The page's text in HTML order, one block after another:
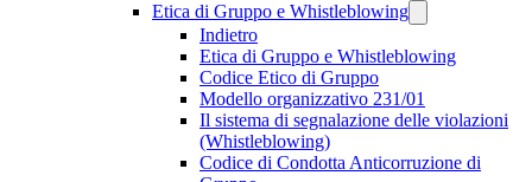
Etica di Gruppo e Whistleblowing
Indietro
Etica di Gruppo e Whistleblowing
Codice Etico di Gruppo
Modello organizzativo 231/01
Il sistema di segnalazione delle violazioni
(Whistleblowing)
Codice di Condotta Anticorruzione di